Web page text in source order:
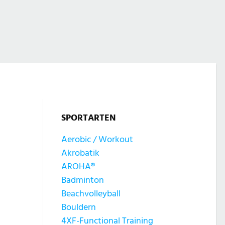
SPORTARTEN
Aerobic / Workout
Akrobatik
AROHA®
Badminton
Beachvolleyball
Bouldern
4XF-Functional Training